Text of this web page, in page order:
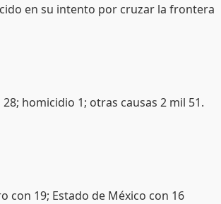
en su intento por cruzar la frontera
homicidio 1; otras causas 2 mil 51.
con 19; Estado de México con 16